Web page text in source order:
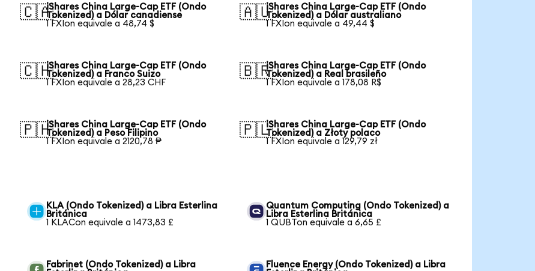
🇨🇦iShares China Large-Cap ETF (Ondo
Tokenized) a Dólar canadiense
1 FXIon equivale a 48,74 $
🇦🇺iShares China Large-Cap ETF (Ondo
Tokenized) a Dólar australiano
1 FXIon equivale a 49,44 $
🇨🇭iShares China Large-Cap ETF (Ondo
Tokenized) a Franco Suizo
1 FXIon equivale a 28,23 CHF
🇧🇷iShares China Large-Cap ETF (Ondo
Tokenized) a Real brasileño
1 FXIon equivale a 178,08 R$
🇵🇭iShares China Large-Cap ETF (Ondo
Tokenized) a Peso Filipino
1 FXIon equivale a 2120,78 ₱
🇵🇱iShares China Large-Cap ETF (Ondo
Tokenized) a Złoty polaco
1 FXIon equivale a 129,79 zł
KLA (Ondo Tokenized) a Libra Esterlina
Británica
1 KLACon equivale a 1473,83 £
Quantum Computing (Ondo Tokenized) a
Libra Esterlina Británica
1 QUBTon equivale a 6,65 £
Fabrinet (Ondo Tokenized) a Libra
Fluence Energy (Ondo Tokenized) a Libra